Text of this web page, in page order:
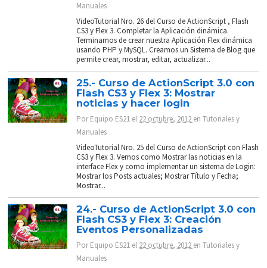
Manuales
VideoTutorial Nro. 26 del Curso de ActionScript , Flash
CS3 y Flex 3. Completar la Aplicación dinámica.
Terminamos de crear nuestra Aplicación Flex dinámica
usando PHP y MySQL. Creamos un Sistema de Blog que
permite crear, mostrar, editar, actualizar...
25.- Curso de ActionScript 3.0 con
Flash CS3 y Flex 3: Mostrar
noticias y hacer login
PorEquipo ES21 el 22 octubre, 2012 enTutoriales y
Manuales
VideoTutorial Nro. 25 del Curso de ActionScript con Flash
CS3 y Flex 3. Vemos como Mostrar las noticias en la
interface Flex y como implementar un sistema de Login:
Mostrar los Posts actuales; Mostrar Título y Fecha;
Mostrar...
24.- Curso de ActionScript 3.0 con
Flash CS3 y Flex 3: Creación
Eventos Personalizadas
PorEquipo ES21 el 22 octubre, 2012 enTutoriales y
Manuales